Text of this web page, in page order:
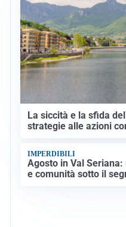
La siccità e la sfida
strategie alle azioni
IMPERDIBILI
Agosto in Val
e comunità sotto il